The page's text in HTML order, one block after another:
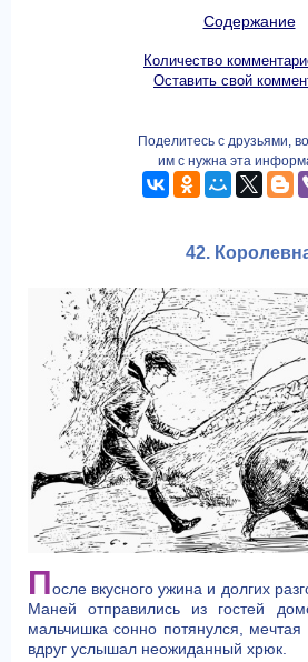
Содержание
Количество
Оставить свой
Поделитесь с друзьями,
им с нужна эта
42.
После вкусного ужина и долгих
Маней отправились из гостей
мальчишка сонно потянулся, мечтая
вдруг услышал неожиданный хрюк.